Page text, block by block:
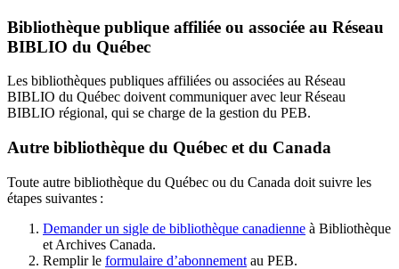
Bibliothèque publique affiliée ou associée au Réseau
BIBLIO du Québec
Les bibliothèques publiques affiliées ou associées au Réseau
BIBLIO du Québec doivent communiquer avec leur Réseau
BIBLIO régional, qui se charge de la gestion du PEB.
Autre bibliothèque du Québec et du Canada
Toute autre bibliothèque du Québec ou du Canada doit suivre les
étapes suivantes :
Demander un sigle de bibliothèque canadienne à Bibliothèque
et Archives Canada.
Remplir le formulaire d’abonnement au PEB.